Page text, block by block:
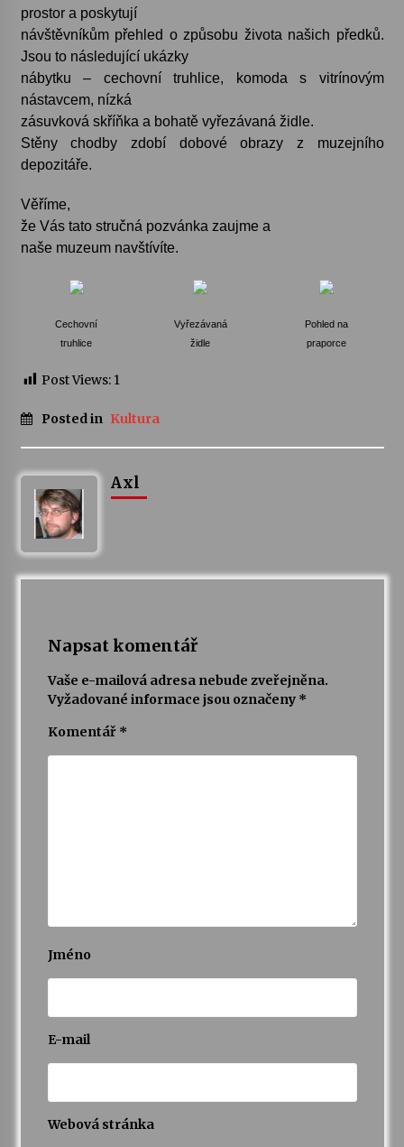
3. 7. 2026
Petr Adamec – Malovaný svět
30. 6. 2026
prostor a poskytují
návštěvníkům přehled o způsobu života našich předků.
Jsou to následující ukázky
nábytku – cechovní truhlice, komoda s vitrínovým
nástavcem, nízká
zásuvková skříňka a bohatě vyřezávaná židle.
Stěny chodby zdobí dobové obrazy z muzejního
depozitáře.
Věříme,
že Vás tato stručná pozvánka zaujme a
naše muzeum navštívíte.
Cechovní
truhlice
Vyřezávaná
židle
Pohled na
praporce
Post Views: 1
Posted in Kultura
Axl
Napsat komentář
Vaše e-mailová adresa nebude zveřejněna.
Vyžadované informace jsou označeny *
Komentář *
Jméno
E-mail
Webová stránka